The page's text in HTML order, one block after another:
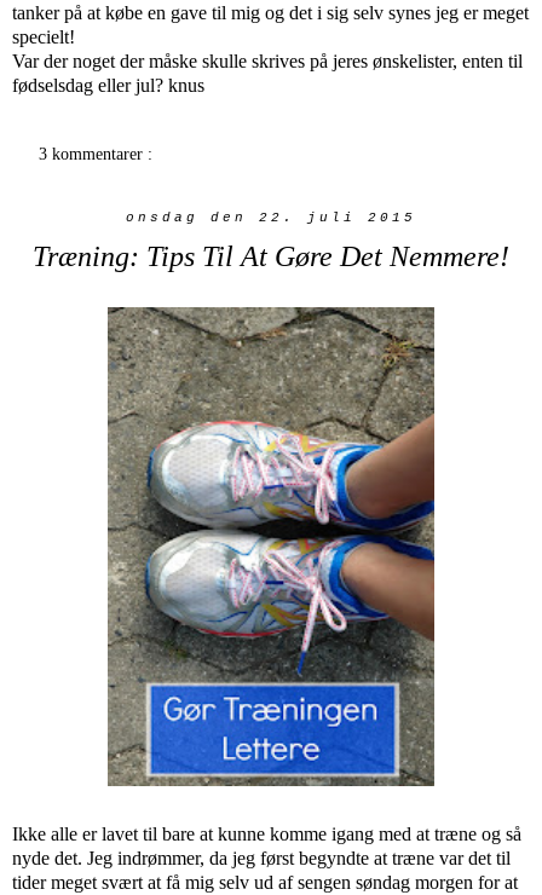
tanker på at købe en gave til mig og det i sig selv synes jeg er meget
specielt!
Var der noget der måske skulle skrives på jeres ønskelister, enten til
fødselsdag eller jul? knus
3 kommentarer :
onsdag den 22. juli 2015
Træning: Tips Til At Gøre Det Nemmere!
Ikke alle er lavet til bare at kunne komme igang med at træne og så
nyde det. Jeg indrømmer, da jeg først begyndte at træne var det til
tider meget svært at få mig selv ud af sengen søndag morgen for at